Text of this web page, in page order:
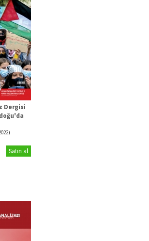
Dergisi
Rolü
Satın al